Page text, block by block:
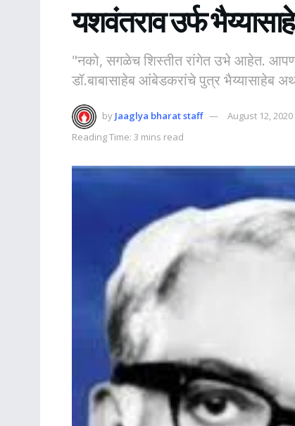
यशवंतराव उर्फ
"नको, सगळेच शिस्तीत रांगेत उभे आहेत. आपण
डॉ.बाबासाहेब आंबेडकरांचे पुत्र भैय्यासाहेब
by Jaaglya bharat staff August 12,
Reading Time: 3 mins read